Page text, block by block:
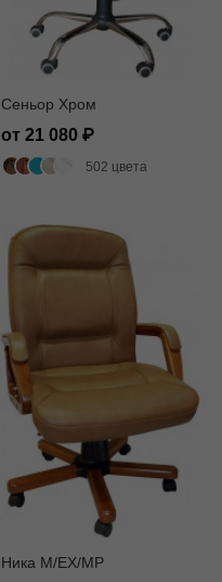
Сеньор Хром
от 21 080
502 цвета
Ника M/EX/MP